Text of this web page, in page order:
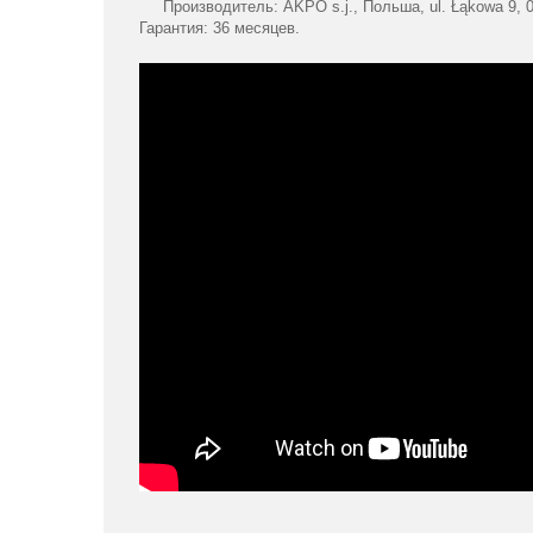
Производитель: AKPO s.j., Польша, ul. Łąkowa 9,
Гарантия: 36 месяцев.